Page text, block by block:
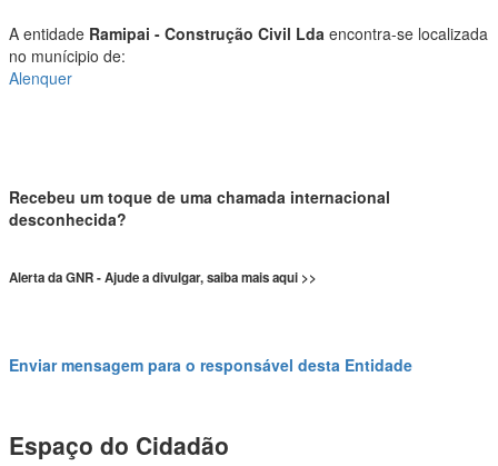
A entidade Ramipai - Construção Civil Lda encontra-se localizada
no munícipio de:
Alenquer
Recebeu um toque de uma chamada internacional
desconhecida?
Alerta da GNR - Ajude a divulgar, saiba mais aqui >>
Enviar mensagem para o responsável desta Entidade
Espaço do Cidadão